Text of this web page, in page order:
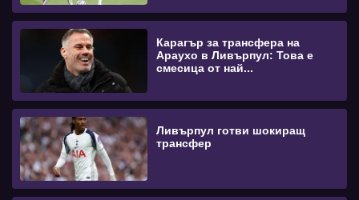
Карагър за трансфера на
Араухо в Ливърпул: Това е
смесица от най...
Ливърпул готви шокиращ
трансфер